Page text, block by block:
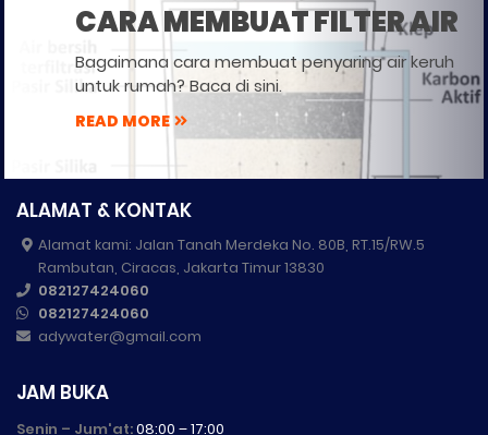
CARA MEMBUAT FILTER AIR
Bagaimana cara membuat penyaring air keruh
untuk rumah? Baca di sini.
READ MORE
ALAMAT & KONTAK
Alamat kami: Jalan Tanah Merdeka No. 80B, RT.15/RW.5
Rambutan, Ciracas, Jakarta Timur 13830
082127424060
082127424060
adywater@gmail.com
JAM BUKA
Senin – Jum'at:08:00 – 17:00